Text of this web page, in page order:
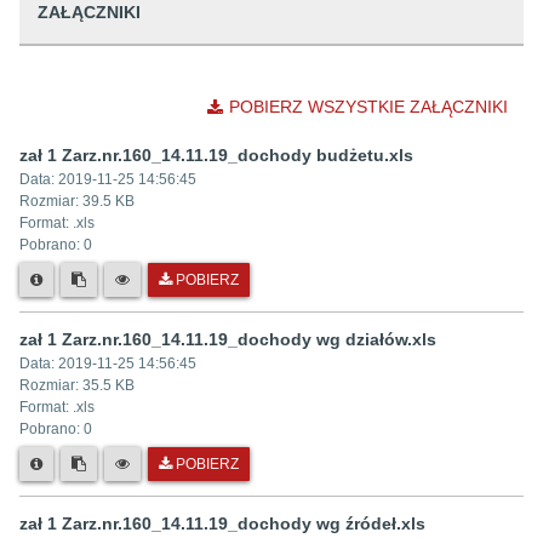
ZAŁĄCZNIKI
POBIERZ WSZYSTKIE ZAŁĄCZNIKI
zał 1 Zarz.nr.160_14.11.19_dochody budżetu.xls
Data: 2019-11-25 14:56:45
Rozmiar: 39.5 KB
Format: .xls
Pobrano: 0
POBIERZ
zał 1 Zarz.nr.160_14.11.19_dochody wg działów.xls
Data: 2019-11-25 14:56:45
Rozmiar: 35.5 KB
Format: .xls
Pobrano: 0
POBIERZ
zał 1 Zarz.nr.160_14.11.19_dochody wg źródeł.xls